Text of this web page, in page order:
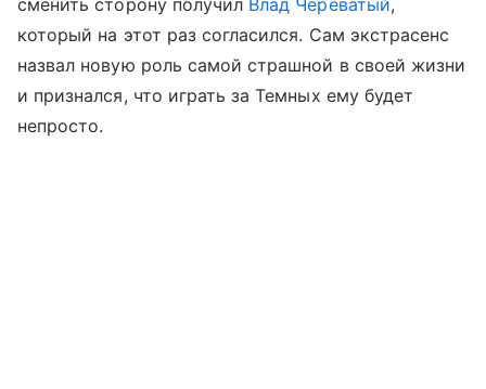
который на этот раз согласился. Сам экстрасенс
назвал новую роль самой страшной в своей жизни
и признался, что играть за Темных ему будет
непросто.